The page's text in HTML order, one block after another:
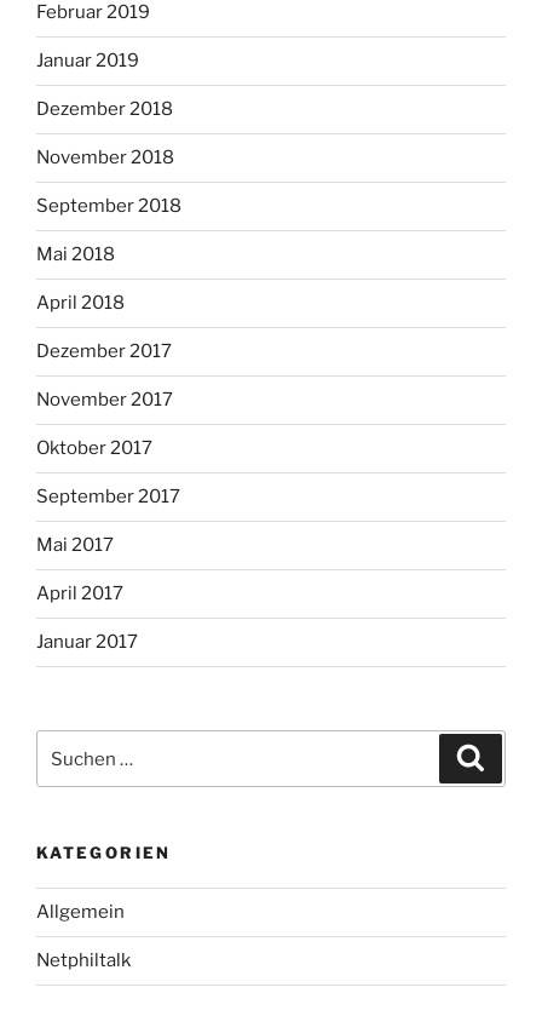
Februar 2019
Januar 2019
Dezember 2018
November 2018
September 2018
Mai 2018
April 2018
Dezember 2017
November 2017
Oktober 2017
September 2017
Mai 2017
April 2017
Januar 2017
nach:
KATEGORIEN
Allgemein
Netphiltalk